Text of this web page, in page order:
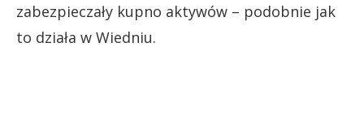
zabezpieczały kupno aktywów – podobnie jak
to działa w Wiedniu.